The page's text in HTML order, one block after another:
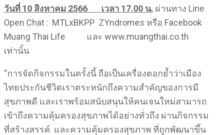
วันที่ 10 สิงหาคม 2566 เวลา 17.00 น. ผ่านทาง Line
Open Chat : MTLxBKPP ZYndromes หรือ Facebook
Muang Thai Life และ www.muangthai.co.th
เท่านั้น
“การจัดกิจกรรมในครั้งนี้ ถือเป็นเครื่องตอกย้ำว่าเมือง
ไทยประกันชีวิตเราตระหนักถึงความสำคัญของการมี
สุขภาพดี และเราพร้อมสนับสนุนให้คนเจนใหม่สามารถ
เข้าถึงความคุ้มครองสุขภาพได้อย่างทั่วถึง ผ่านกิจกรรม
ที่สร้างสรรค์ และความคุ้มครองสุขภาพ ที่ถูกพัฒนาขึ้น